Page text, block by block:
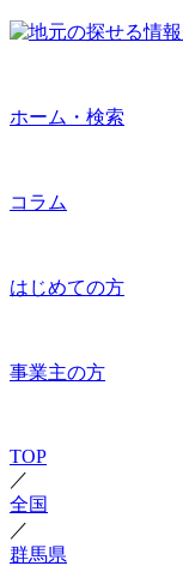
ホーム・検索
コラム
はじめての方
事業主の方
TOP
／
全国
／
群馬県